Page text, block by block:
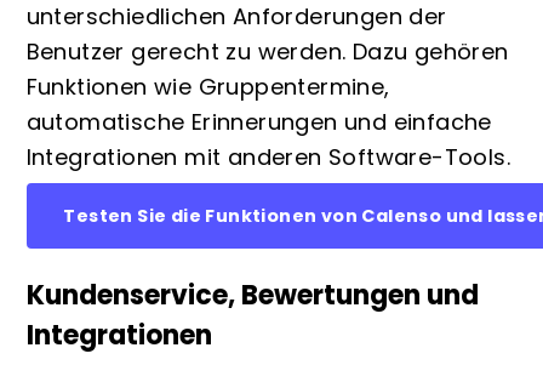
unterschiedlichen Anforderungen der
Benutzer gerecht zu werden. Dazu gehören
Funktionen wie Gruppentermine,
automatische Erinnerungen und einfache
Integrationen mit anderen Software-Tools.
Testen Sie die Funktionen von Calenso und
Kundenservice, Bewertungen und
Integrationen